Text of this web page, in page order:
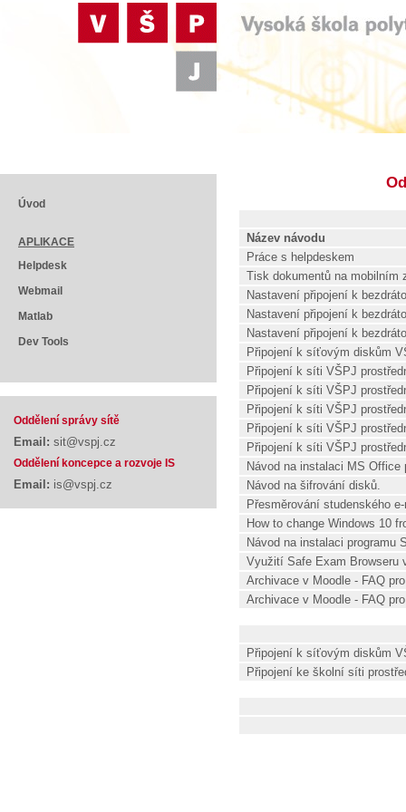
Úvod
APLIKACE
Helpdesk
Webmail
Matlab
Dev Tools
Oddělení správy sítě
Email: sit@vspj.cz
Oddělení koncepce a rozvoje IS
Email: is@vspj.cz
Název návodu
Práce s helpdeskem
Tisk dokumentů na mobilním
Nastavení připojení k
Nastavení připojení k
Nastavení připojení k
Připojení k síťovým diskům
Připojení k síti VŠPJ
Připojení k síti VŠPJ
Připojení k síti VŠPJ
Připojení k síti VŠPJ
Připojení k síti VŠPJ
Návod na instalaci MS
Návod na šifrování disků.
Přesměrování studenského
How to change Windows 10
Návod na instalaci programu
Využití Safe Exam Browseru
Archivace v Moodle - FAQ
Archivace v Moodle - FAQ
Připojení k síťovým diskům
Připojení ke školní síti